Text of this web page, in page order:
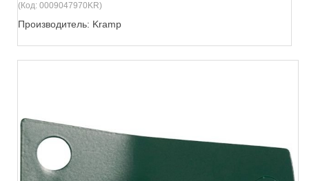
(Код: 0009047970KR)
Производитель: Kramp